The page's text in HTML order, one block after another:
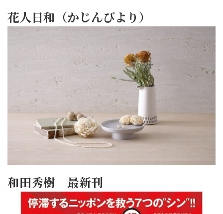
花人日和（かじんびより）
和田秀樹 最新刊